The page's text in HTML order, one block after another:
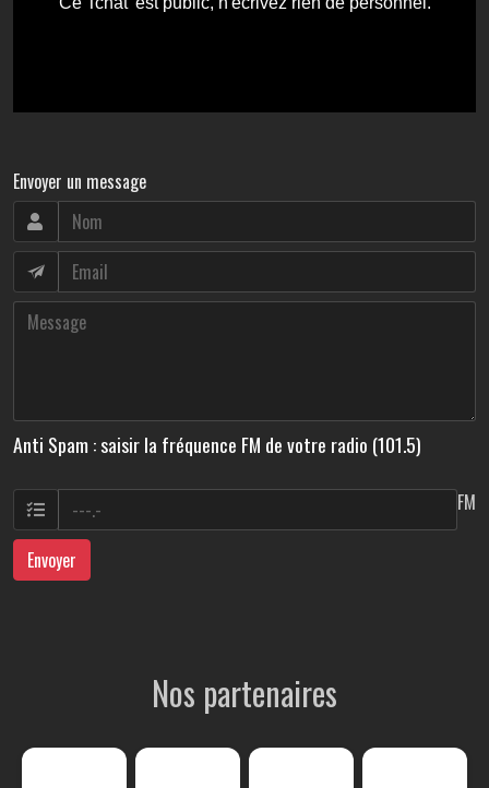
Envoyer un message
Anti Spam : saisir la fréquence FM de votre radio (101.5)
FM
Envoyer
Nos partenaires